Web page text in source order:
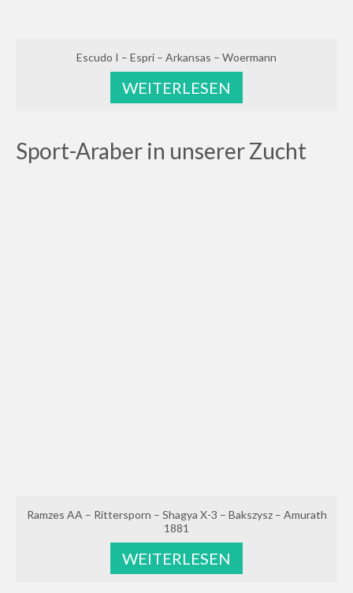
Escudo I – Espri – Arkansas – Woermann
WEITERLESEN
Sport-Araber in unserer Zucht
Ramzes AA – Rittersporn – Shagya X-3 – Bakszysz – Amurath
1881
WEITERLESEN